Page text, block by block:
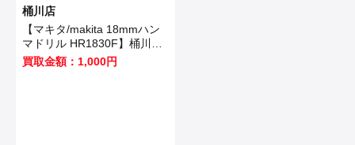
桶川店
【マキタ/makita 18mmハン
マドリル HR1830F】桶川市
のお客様から買取いたしまし
買取金額：1,000円